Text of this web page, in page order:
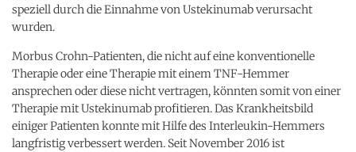
speziell durch die Einnahme von Ustekinumab verursacht
wurden.
Morbus Crohn-Patienten, die nicht auf eine konventionelle
Therapie oder eine Therapie mit einem TNF-Hemmer
ansprechen oder diese nicht vertragen, könnten somit von einer
Therapie mit Ustekinumab profitieren. Das Krankheitsbild
einiger Patienten konnte mit Hilfe des Interleukin-Hemmers
langfristig verbessert werden. Seit November 2016 ist